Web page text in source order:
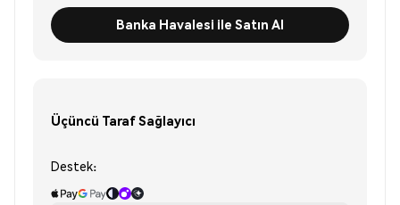
Banka Havalesi ile Satın Al
Üçüncü Taraf Sağlayıcı
Destek: